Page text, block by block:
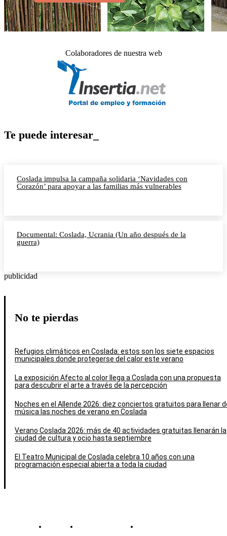
Colaboradores de nuestra web
Te puede interesar_
Coslada impulsa la campaña solidaria ‘Navidades con
Corazón’ para apoyar a las familias más vulnerables
Documental: Coslada, Ucrania (Un año después de la
guerra)
publicidad
No te pierdas
Refugios climáticos en Coslada: estos son los siete espacios
municipales donde protegerse del calor este verano
La exposición Afecto al color llega a Coslada con una propuesta
para descubrir el arte a través de la percepción
Noches en el Allende 2026: diez conciertos gratuitos para llenar
música las noches de verano en Coslada
Verano Coslada 2026: más de 40 actividades gratuitas llenarán la
ciudad de cultura y ocio hasta septiembre
El Teatro Municipal de Coslada celebra 10 años con una
programación especial abierta a toda la ciudad
Contacto Política de cookies